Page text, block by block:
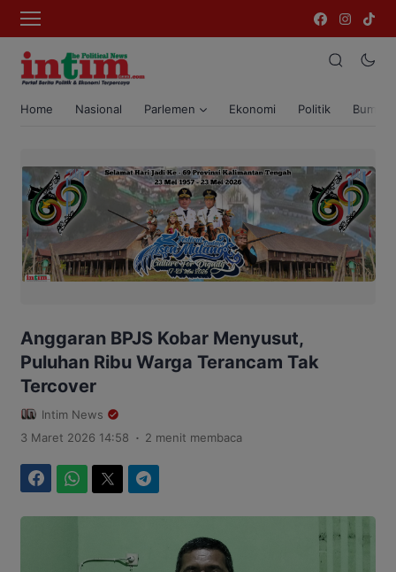
Home Nasional Parlemen Ekonomi Politik Bumi
Anggaran BPJS Kobar Menyusut,
Puluhan Ribu Warga Terancam Tak
Tercover
Intim News
3 Maret 2026 14:58 . 2 menit membaca